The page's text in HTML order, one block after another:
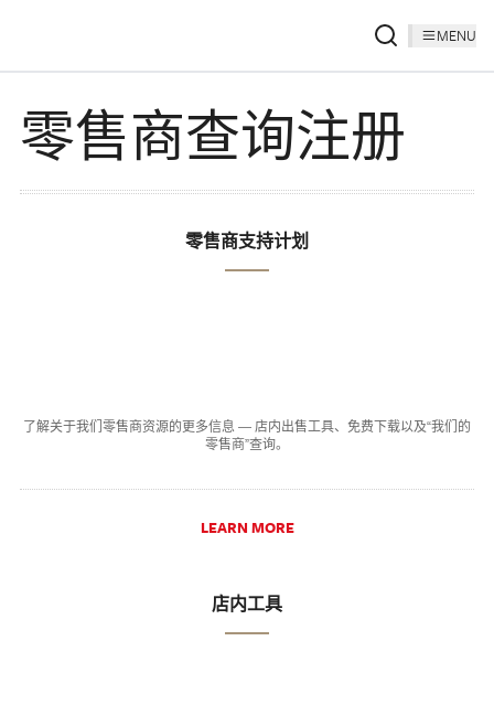
MENU
零售商查询注册
零售商支持计划
了解关于我们零售商资源的更多信息 — 店内出售工具、免费下载以及“我们的
零售商”查询。
LEARN MORE
店内工具